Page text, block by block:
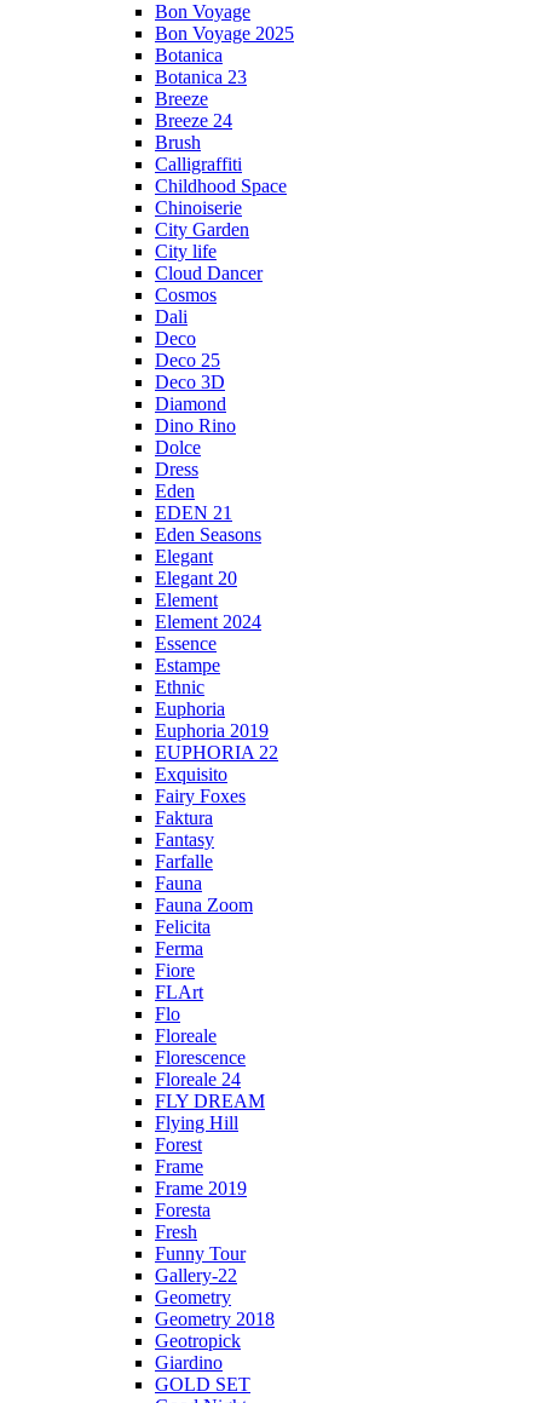
Bon Voyage
Bon Voyage 2025
Botanica
Botanica 23
Breeze
Breeze 24
Brush
Calligraffiti
Childhood Space
Chinoiserie
City Garden
City life
Cloud Dancer
Cosmos
Dali
Deco
Deco 25
Deco 3D
Diamond
Dino Rino
Dolce
Dress
Eden
EDEN 21
Eden Seasons
Elegant
Elegant 20
Element
Element 2024
Essence
Estampe
Ethnic
Euphoria
Euphoria 2019
EUPHORIA 22
Exquisito
Fairy Foxes
Faktura
Fantasy
Farfalle
Fauna
Fauna Zoom
Felicita
Ferma
Fiore
FLArt
Flo
Floreale
Florescence
Floreale 24
FLY DREAM
Flying Hill
Forest
Frame
Frame 2019
Foresta
Fresh
Funny Tour
Gallery-22
Geometry
Geometry 2018
Geotropick
Giardino
GOLD SET